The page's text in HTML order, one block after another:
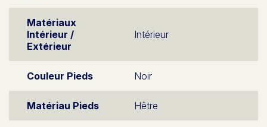
Matériaux
Intérieur /
Extérieur
Intérieur
Couleur Pieds Noir
Matériau Pieds Hêtre